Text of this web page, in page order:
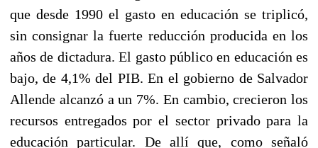
que desde 1990 el gasto en educación se triplicó,
sin consignar la fuerte reducción producida en los
años de dictadura. El gasto público en educación es
bajo, de 4,1% del PIB. En el gobierno de Salvador
Allende alcanzó a un 7%. En cambio, crecieron los
recursos entregados por el sector privado para la
educación particular. De allí que, como señaló